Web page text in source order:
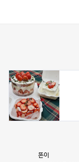
똔이